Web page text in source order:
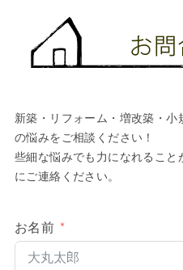
新築・リフォーム・増改築・
の悩みをご相談ください！
些細な悩みでも力になれるこ
にご連絡ください。
お名前